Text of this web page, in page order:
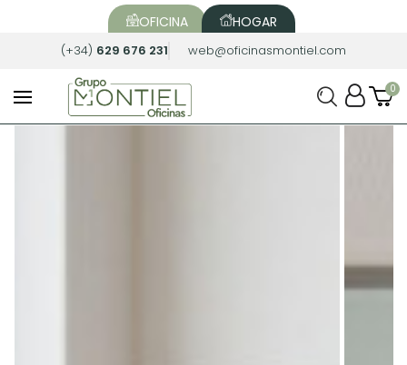
OFICINA HOGAR
(+34) 629 676 231 web@oficinasmontiel.com